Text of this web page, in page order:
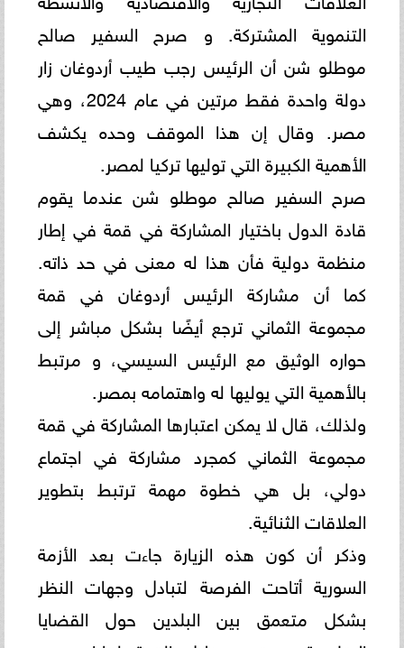
التنموية المشتركة. و صرح السفير صالح
موطلو شن أن الرئيس رجب طيب ‏أردوغان زار
دولة واحدة فقط مرتين في عام 2024، وهي
مصر. وقال إن هذا الموقف وحده يكشف
الأهمية الكبيرة التي توليها ‏تركيا لمصر. ‏‎
صرح السفير صالح موطلو شن عندما يقوم
قادة الدول باختيار المشاركة في قمة في إطار
منظمة دولية فأن هذا له معنى في حد ‏ذاته.
كما أن مشاركة الرئيس أردوغان في قمة
مجموعة الثماني ترجع أيضًا بشكل مباشر إلى
حواره الوثيق مع الرئيس السيسي، ‏و مرتبط
بالأهمية التي يوليها له واهتمامه بمصر. ‏
ولذلك، قال لا يمكن اعتبارها المشاركة في قمة
مجموعة الثماني كمجرد مشاركة في اجتماع
دولي، بل هي خطوة مهمة ترتبط ‏بتطوير
العلاقات الثنائية.‏
وذكر أن كون هذه الزيارة جاءت بعد الأزمة
السورية أتاحت الفرصة لتبادل وجهات النظر
بشكل متعمق بين البلدين حول ‏القضايا